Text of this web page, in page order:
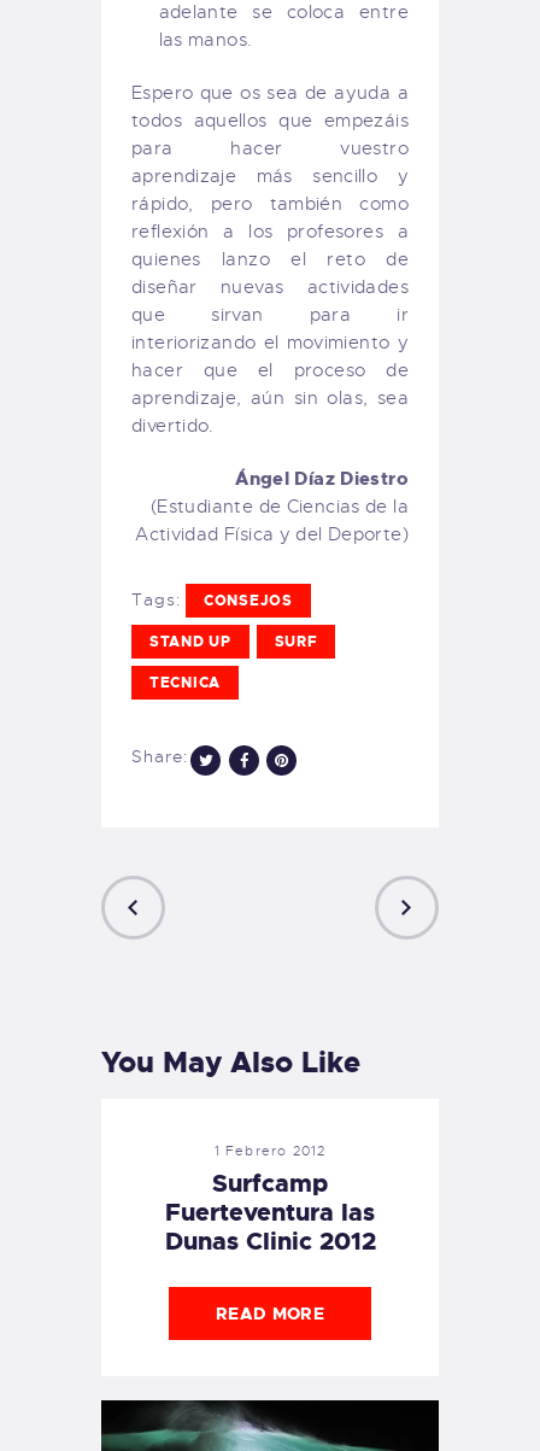
adelante se coloca entre
las manos.
Espero que os sea de ayuda a
todos aquellos que empezáis
para hacer vuestro
aprendizaje más sencillo y
rápido, pero también como
reflexión a los profesores a
quienes lanzo el reto de
diseñar nuevas actividades
que sirvan para ir
interiorizando el movimiento y
hacer que el proceso de
aprendizaje, aún sin olas, sea
divertido.
Ángel Díaz Diestro
(Estudiante de Ciencias de la
Actividad Física y del Deporte)
Tags: CONSEJOS
STAND UP SURF
TECNICA
Share:
You May Also Like
1 Febrero 2012
Surfcamp
Fuerteventura las
Dunas Clinic 2012
READ MORE